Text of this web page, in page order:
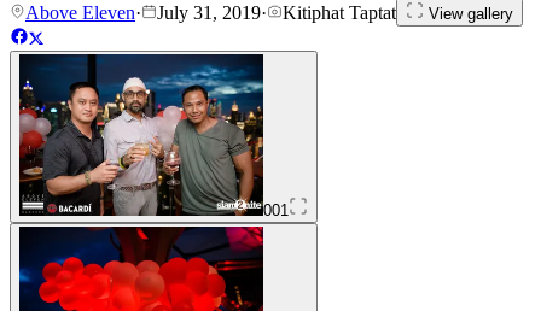
Above Eleven· July 31, 2019· Kitiphat Taptat View gallery
001